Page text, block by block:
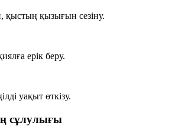
қыстың қызығын сезіну.
ерік беру.
уақыт өткізу.
сұлулығы